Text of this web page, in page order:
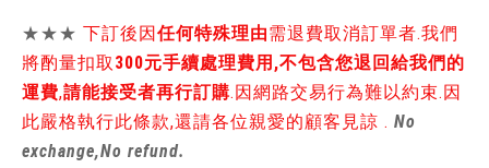
★★★ 下訂後因任何特殊理由需退費取消訂單者.我們
將酌量扣取 300元手續處理費用,不包含您退回給我們的
運費,請能接受者再行訂購.因網路交易行為難以約束.因
此嚴格執行此條款,還請各位親愛的顧客見諒 . No
exchange,No refund.